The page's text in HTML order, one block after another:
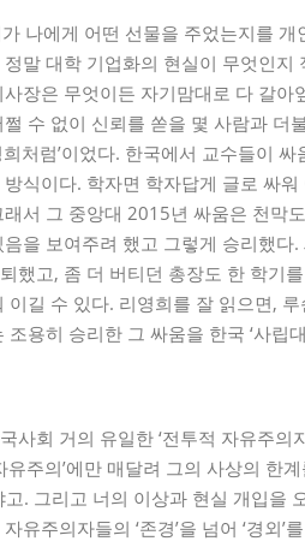
가 나에게 어떤 선물을 주었는지를
말 대학 기업화의 현실이 무엇인
장은 무엇이든 자기맘대로 다 갈
수 없이 신뢰를 쏟을 몇 사람과
희처럼’이었다. 한국에서 교수들이
식이다. 학자면 학자답게 글로 싸
서 그 중앙대 2015년 싸움은 천막
을 보여주려 했고 그렇게 승리했
했고, 좀 더 버티던 총장도 한 학기
이길 수 있다. 리영희를 잘 읽으면,
조용히 승리한 그 싸움을 한국 ‘사립
사회 거의 유일한 ‘전투적 자유주의
유주의’에만 매달려 그의 사상의 한
고. 그리고 너의 이상과 현실 개입을
유주의자들의 ‘존경’을 넘어 ‘경외